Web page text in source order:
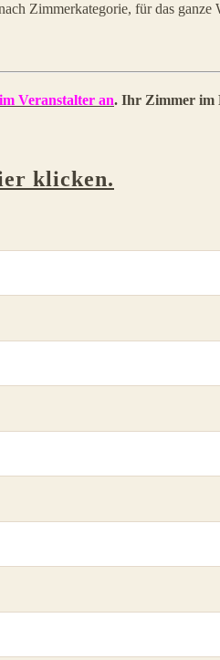
Zimmerkategorie, für das ganze
Veranstalter an. Ihr Zimmer im
klicken.